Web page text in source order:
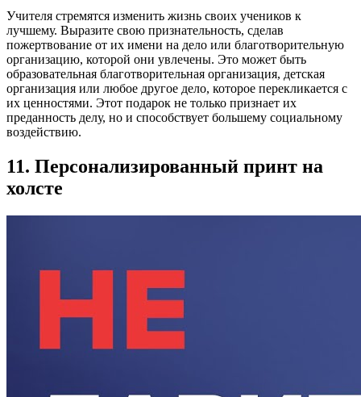
Учителя стремятся изменить жизнь своих учеников к
лучшему. Выразите свою признательность, сделав
пожертвование от их имени на дело или благотворительную
организацию, которой они увлечены. Это может быть
образовательная благотворительная организация, детская
организация или любое другое дело, которое перекликается с
их ценностями. Этот подарок не только признает их
преданность делу, но и способствует большему социальному
воздействию.
11. Персонализированный принт на
холсте